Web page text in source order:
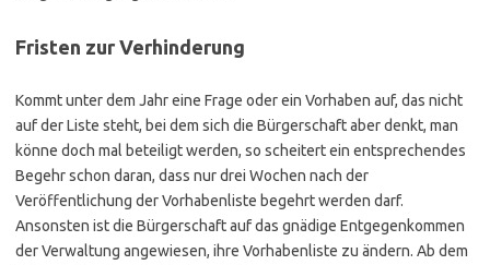
Fristen zur Verhinderung
Kommt unter dem Jahr eine Frage oder ein Vorhaben auf, das nicht
auf der Liste steht, bei dem sich die Bürgerschaft aber denkt, man
könne doch mal beteiligt werden, so scheitert ein entsprechendes
Begehr schon daran, dass nur drei Wochen nach der
Veröffentlichung der Vorhabenliste begehrt werden darf.
Ansonsten ist die Bürgerschaft auf das gnädige Entgegenkommen
der Verwaltung angewiesen, ihre Vorhabenliste zu ändern. Ab dem